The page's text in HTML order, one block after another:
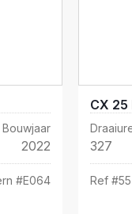
Bouwjaar
2022
#E064
CX 25
327
Ref #